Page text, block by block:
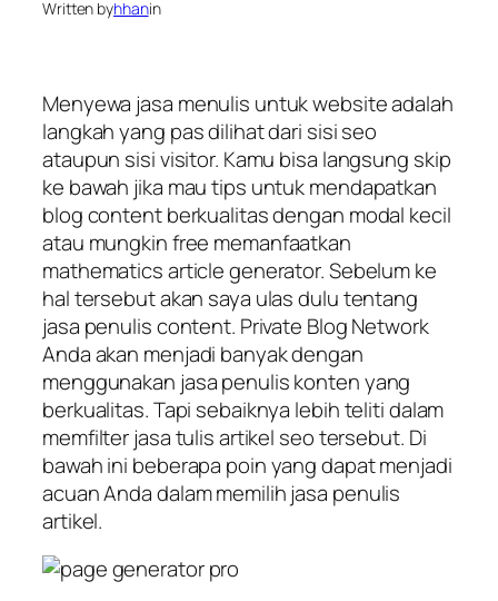
Written byhhanin
Menyewa jasa menulis untuk website adalah
langkah yang pas dilihat dari sisi seo
ataupun sisi visitor. Kamu bisa langsung skip
ke bawah jika mau tips untuk mendapatkan
blog content berkualitas dengan modal kecil
atau mungkin free memanfaatkan
mathematics article generator. Sebelum ke
hal tersebut akan saya ulas dulu tentang
jasa penulis content. Private Blog Network
Anda akan menjadi banyak dengan
menggunakan jasa penulis konten yang
berkualitas. Tapi sebaiknya lebih teliti dalam
memfilter jasa tulis artikel seo tersebut. Di
bawah ini beberapa poin yang dapat menjadi
acuan Anda dalam memilih jasa penulis
artikel.